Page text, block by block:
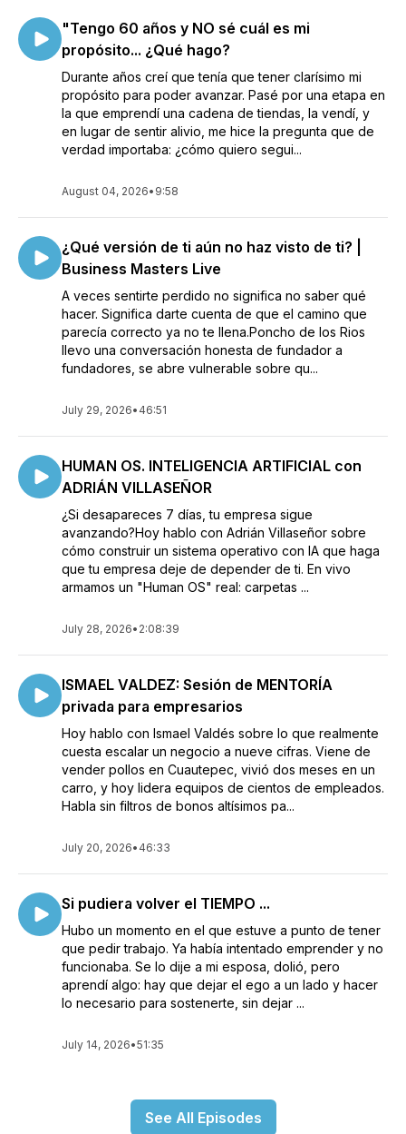
"Tengo 60 años y NO sé cuál es mi
propósito... ¿Qué hago?
Durante años creí que tenía que tener clarísimo mi
propósito para poder avanzar. Pasé por una etapa en
la que emprendí una cadena de tiendas, la vendí, y
en lugar de sentir alivio, me hice la pregunta que de
verdad importaba: ¿cómo quiero segui...
August 04, 2026• 9:58
¿Qué versión de ti aún no haz visto de ti? |
Business Masters Live
A veces sentirte perdido no significa no saber qué
hacer. Significa darte cuenta de que el camino que
parecía correcto ya no te llena.Poncho de los Rios
llevo una conversación honesta de fundador a
fundadores, se abre vulnerable sobre qu...
July 29, 2026• 46:51
HUMAN OS. INTELIGENCIA ARTIFICIAL con
ADRIÁN VILLASEÑOR
¿Si desapareces 7 días, tu empresa sigue
avanzando?Hoy hablo con Adrián Villaseñor sobre
cómo construir un sistema operativo con IA que haga
que tu empresa deje de depender de ti. En vivo
armamos un "Human OS" real: carpetas ...
July 28, 2026• 2:08:39
ISMAEL VALDEZ: Sesión de MENTORÍA
privada para empresarios
Hoy hablo con Ismael Valdés sobre lo que realmente
cuesta escalar un negocio a nueve cifras. Viene de
vender pollos en Cuautepec, vivió dos meses en un
carro, y hoy lidera equipos de cientos de empleados.
Habla sin filtros de bonos altísimos pa...
July 20, 2026• 46:33
Si pudiera volver el TIEMPO ...
Hubo un momento en el que estuve a punto de tener
que pedir trabajo. Ya había intentado emprender y no
funcionaba. Se lo dije a mi esposa, dolió, pero
aprendí algo: hay que dejar el ego a un lado y hacer
lo necesario para sostenerte, sin dejar ...
July 14, 2026•51:35
See All Episodes